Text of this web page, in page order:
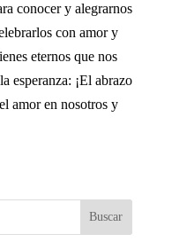
conocer y alegrarnos
con amor y
eternos que nos
esperanza: ¡El abrazo
amor en nosotros y
Buscar